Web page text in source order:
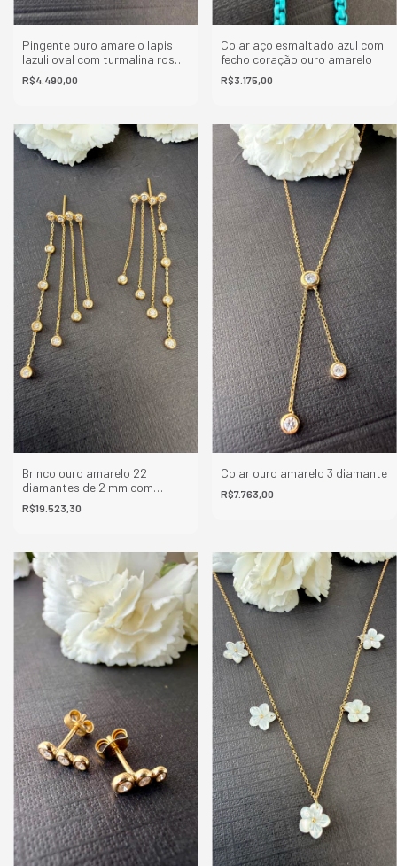
Pingente ouro amarelo lapis
lazuli oval com turmalina rosa
tirângulo
R$4.490,00
Colar aço esmaltado azul com
fecho coração ouro amarelo
R$3.175,00
Brinco ouro amarelo 22
diamantes de 2 mm com
corrente
R$19.523,30
Colar ouro amarelo 3 diamante
R$7.763,00